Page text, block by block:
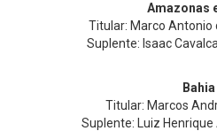
Amazonas
Titular: Marco Antonio
Suplente: Isaac
Bahia
Titular: Marcos
Suplente: Luiz